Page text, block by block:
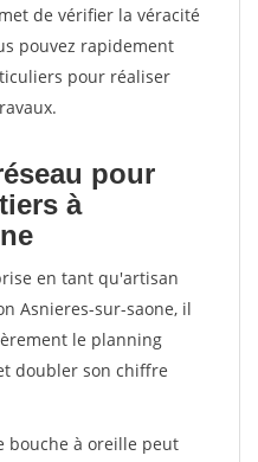
de vérifier la véracité
pouvez rapidement
pour réaliser
pour
à
en tant qu'artisan
Asnieres-sur-saone, il
le planning
doubler son chiffre
bouche à oreille peut